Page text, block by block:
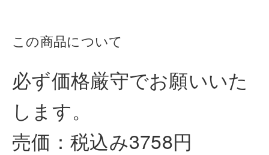
この商品について
必ず価格厳守でお願いいた
します。
売価：税込み3758円